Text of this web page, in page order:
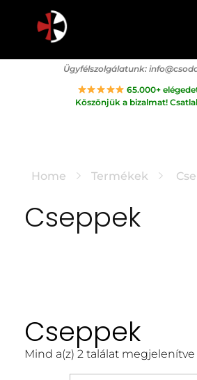
Csodapatika
Természet gyógyereje.
Ügyfélszolgálatunk:
65.000+
Köszönjük a bizalmat!
Home Termékek
Cseppek
Cseppek
Mind a(z) 2 találat megjelenítve